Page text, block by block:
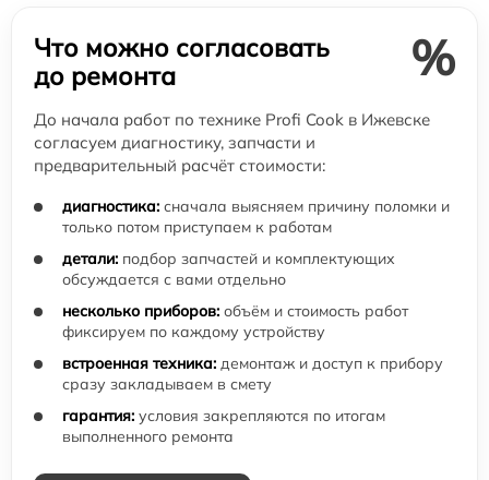
Что можно согласовать
до ремонта
%
До начала работ по технике Profi Cook в Ижевске
согласуем диагностику, запчасти и
предварительный расчёт стоимости:
диагностика: сначала выясняем причину поломки и
только потом приступаем к работам
детали: подбор запчастей и комплектующих
обсуждается с вами отдельно
несколько приборов: объём и стоимость работ
фиксируем по каждому устройству
встроенная техника: демонтаж и доступ к прибору
сразу закладываем в смету
гарантия: условия закрепляются по итогам
выполненного ремонта